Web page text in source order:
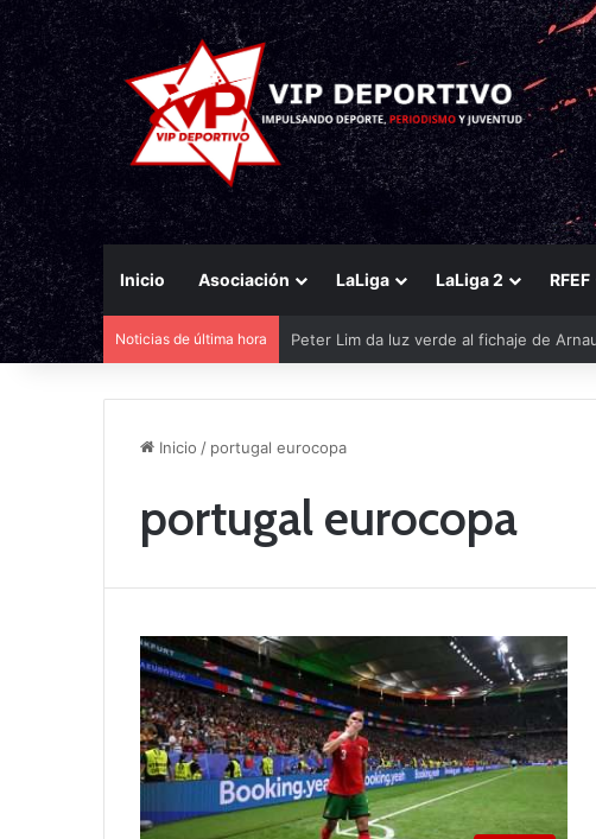
Inicio Asociación LaLiga LaLiga 2 RFEF
Noticias de última hora
Inicio / portugal eurocopa
portugal eurocopa